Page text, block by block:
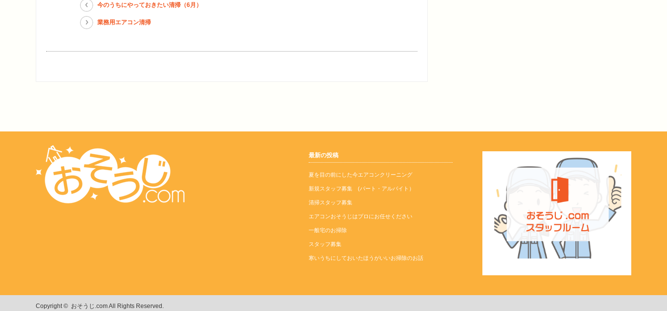
今のうちにやっておきたい清掃（6月）
業務用エアコン清掃
最新の投稿
夏を目の前にした今エアコンクリーニング
新規スタッフ募集 (パート・アルバイト）
清掃スタッフ募集
エアコンおそうじはプロにお任せください
一般宅のお掃除
スタッフ募集
寒いうちにしておいたほうがいいお掃除のお話
Copyright © おそうじ.comAll Rights Reserved.